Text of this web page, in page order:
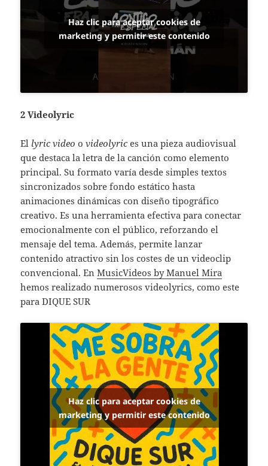
Haz clic para aceptar cookies de
marketing y permitir este contenido
2 Videolyric
El lyric video ovideolyrices una pieza audiovisual
que destaca la letra de la canción como elemento
principal. Su formato varía desde simples textos
sincronizados sobre fondo estático hasta
animaciones dinámicas con diseño tipográfico
creativo. Es una herramienta efectiva para conectar
emocionalmente con el público, reforzando el
mensaje del tema. Además, permite lanzar
contenido atractivo sin los costes de un videoclip
convencional. EnMusicVideos by Manuel Mira
hemos realizado numerosos videolyrics, como este
para DIQUE SUR
Haz clic para aceptar cookies de
marketing y permitir este contenido